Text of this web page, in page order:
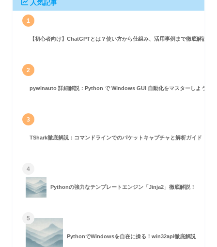
人気記事
1
【初心者向け】ChatGPTとは？使い方から仕組み、活用事例まで徹底解説
2
pywinauto 詳細解説：Python で Windows GUI 自動化をマスターしよう！
3
TShark徹底解説：コマンドラインでのパケットキャプチャと解析ガイド
4
Pythonの強力なテンプレートエンジン「Jinja2」徹底解説！
5
PythonでWindowsを自在に操る！win32api徹底解説